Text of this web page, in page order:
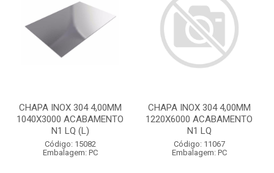
CHAPA INOX 304 4,00MM
1040X3000 ACABAMENTO
N1 LQ (L)
Código: 15082
Embalagem: PC
CHAPA INOX 304 4,00MM
1220X6000 ACABAMENTO
N1 LQ
Código: 11067
Embalagem: PC